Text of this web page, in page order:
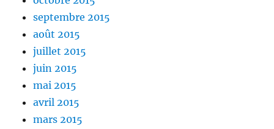
septembre 2015
août 2015
juillet 2015
juin 2015
mai 2015
avril 2015
mars 2015